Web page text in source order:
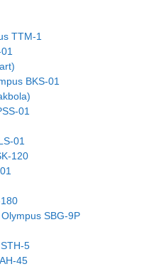
TTM-1
BKS-01
01
01
120
SBG-9P
5
45